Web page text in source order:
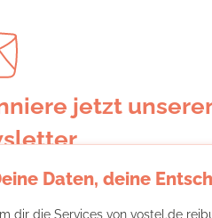
jetzt
Daten, deine
dir die Services von vostel.de